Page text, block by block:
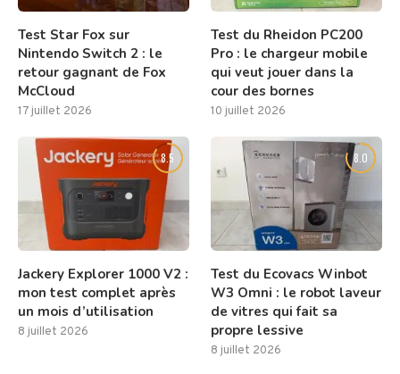
Test Star Fox sur
Nintendo Switch 2 : le
retour gagnant de Fox
McCloud
17 juillet 2026
Test du Rheidon PC200
Pro : le chargeur mobile
qui veut jouer dans la
cour des bornes
10 juillet 2026
8.5
Jackery Explorer 1000 V2 :
mon test complet après
un mois d’utilisation
8 juillet 2026
8.0
Test du Ecovacs Winbot
W3 Omni : le robot laveur
de vitres qui fait sa
propre lessive
8 juillet 2026